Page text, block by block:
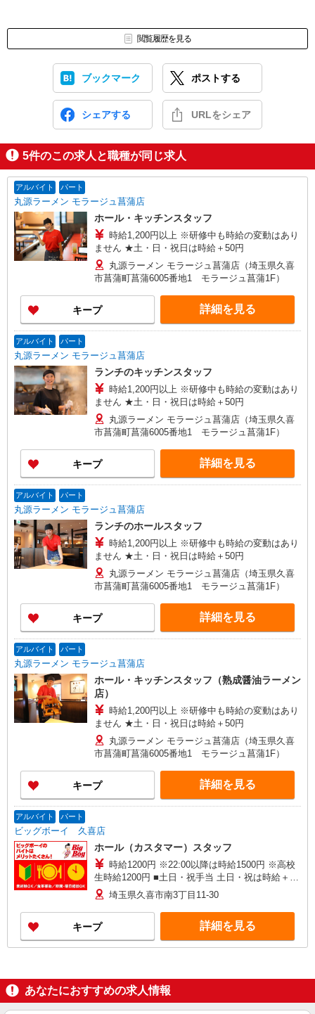
閲覧履歴を見る
ブックマーク ポストする
シェアする URLをシェア
5件のこの求人と職種が同じ求人
アルバイト パート
丸源ラーメン モラージュ菖蒲店
ホール・キッチンスタッフ
時給1,200円以上 ※研修中も時給の変動はあり
ません ★土・日・祝日は時給＋50円
丸源ラーメン モラージュ菖蒲店（埼玉県久喜
市菖蒲町菖蒲6005番地1 モラージュ菖蒲1F）
キープ 詳細を見る
アルバイト パート
丸源ラーメン モラージュ菖蒲店
ランチのキッチンスタッフ
時給1,200円以上 ※研修中も時給の変動はあり
ません ★土・日・祝日は時給＋50円
丸源ラーメン モラージュ菖蒲店（埼玉県久喜
市菖蒲町菖蒲6005番地1 モラージュ菖蒲1F）
キープ 詳細を見る
アルバイト パート
丸源ラーメン モラージュ菖蒲店
ランチのホールスタッフ
時給1,200円以上 ※研修中も時給の変動はあり
ません ★土・日・祝日は時給＋50円
丸源ラーメン モラージュ菖蒲店（埼玉県久喜
市菖蒲町菖蒲6005番地1 モラージュ菖蒲1F）
キープ 詳細を見る
アルバイト パート
丸源ラーメン モラージュ菖蒲店
ホール・キッチンスタッフ（熟成醤油ラーメン
店）
時給1,200円以上 ※研修中も時給の変動はあり
ません ★土・日・祝日は時給＋50円
丸源ラーメン モラージュ菖蒲店（埼玉県久喜
市菖蒲町菖蒲6005番地1 モラージュ菖蒲1F）
キープ 詳細を見る
アルバイト パート
ビッグボーイ 久喜店
ホール（カスタマー）スタッフ
時給1200円 ※22:00以降は時給1500円 ※高校
生時給1200円 ■土日・祝手当 土日・祝は時給＋50
円 ※高校生は学校からの許可が必要な場合、通学
中の学校からの許可証が必要となります。
埼玉県久喜市南3丁目11-30
キープ 詳細を見る
あなたにおすすめの求人情報